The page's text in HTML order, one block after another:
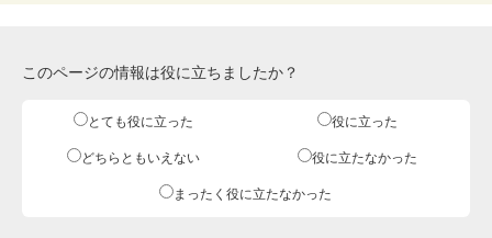
このページの情報は役に立ちましたか？
とても役に立った 役に立った
どちらともいえない 役に立たなかった
まったく役に立たなかった